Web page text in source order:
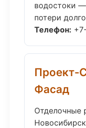
водостоки
потери
Телефон:
Проект-
Фасад
Отделочные
Новосибирск